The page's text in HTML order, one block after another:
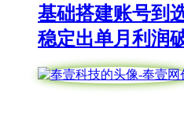
基础搭建账号到
稳定出单月利润